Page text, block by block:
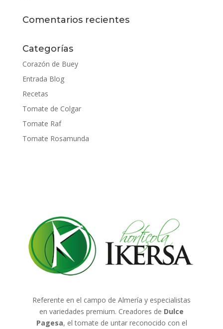
Comentarios recientes
Categorías
Corazón de Buey
Entrada Blog
Recetas
Tomate de Colgar
Tomate Raf
Tomate Rosamunda
Referente en el campo de Almería y especialistas
en variedades premium. Creadores de Dulce
Pagesa, el tomate de untar reconocido con el